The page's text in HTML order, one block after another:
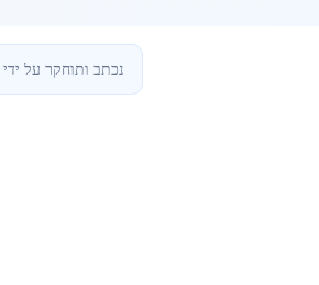
נכתב ותוחקר על ידי